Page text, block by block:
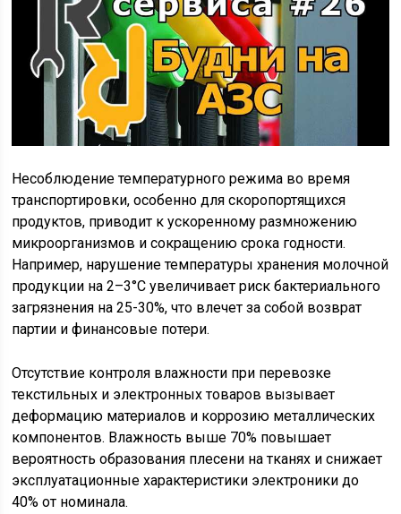
Несоблюдение температурного режима во время
транспортировки, особенно для скоропортящихся
продуктов, приводит к ускоренному размножению
микроорганизмов и сокращению срока годности.
Например, нарушение температуры хранения молочной
продукции на 2–3°C увеличивает риск бактериального
загрязнения на 25-30%, что влечет за собой возврат
партии и финансовые потери.
Отсутствие контроля влажности при перевозке
текстильных и электронных товаров вызывает
деформацию материалов и коррозию металлических
компонентов. Влажность выше 70% повышает
вероятность образования плесени на тканях и снижает
эксплуатационные характеристики электроники до
40% от номинала.